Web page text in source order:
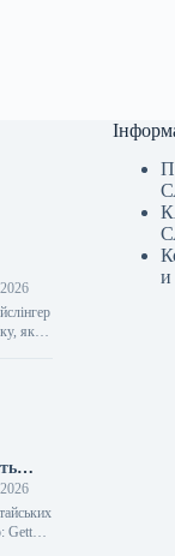
яка
стилі
Getty
и